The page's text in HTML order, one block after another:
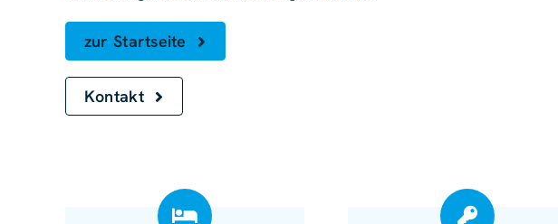
zur Startseite
Kontakt